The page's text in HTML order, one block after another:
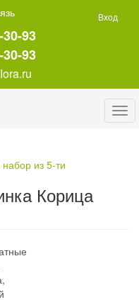
93
93
Вход
из 5-ти
Корица